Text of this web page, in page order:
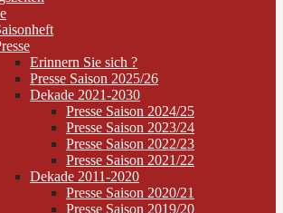
Erinnern Sie sich ?
Presse Saison 2025/26
Dekade 2021-2030
Presse Saison 2024/25
Presse Saison 2023/24
Presse Saison 2022/23
Presse Saison 2021/22
Dekade 2011-2020
Presse Saison 2020/21
Presse Saison 2019/20